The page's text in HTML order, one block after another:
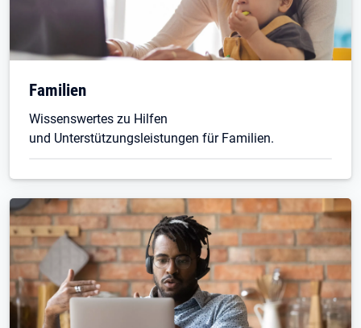
Familien
Wissenswertes zu Hilfen
und Unterstützungsleistungen für Familien.